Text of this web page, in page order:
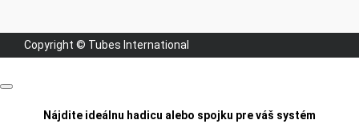
Copyright © Tubes International
Nájdite ideálnu hadicu alebo spojku pre váš systém